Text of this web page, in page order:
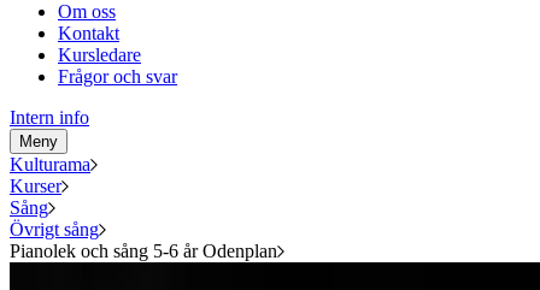
Om oss
Kontakt
Kursledare
Frågor och svar
Intern info
Meny
Kulturama
Kurser
Sång
Övrigt sång
Pianolek och sång 5-6 år Odenplan